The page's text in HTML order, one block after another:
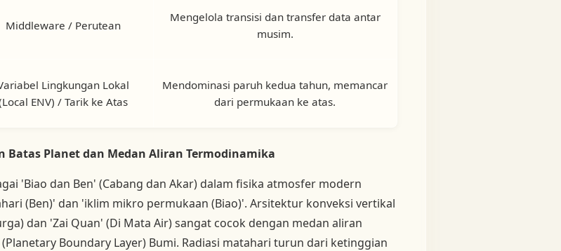
Middleware / Perutean
Mengelola transisi dan transfer data antar
musim.
Lingkungan Lokal
ENV) / Tarik ke Atas
Mendominasi paruh kedua tahun, memancar
dari permukaan ke atas.
Batas Planet dan Medan Aliran Termodinamika
'Biao dan Ben' (Cabang dan Akar) dalam fisika atmosfer modern
(Ben)' dan 'iklim mikro permukaan (Biao)'. Arsitektur konveksi vertikal
dan 'Zai Quan' (Di Mata Air) sangat cocok dengan medan aliran
Boundary Layer) Bumi. Radiasi matahari turun dari ketinggian